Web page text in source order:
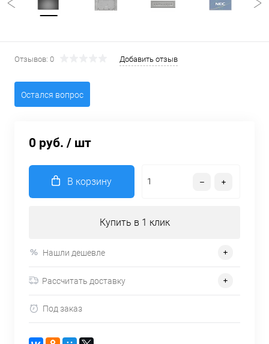
Отзывов: 0 Добавить отзыв
Остался вопрос
0 руб. / шт
В корзину
Купить в 1 клик
Нашли дешевле
Рассчитать доставку
Под заказ